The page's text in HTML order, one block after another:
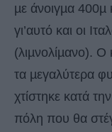
µε άνοιγµα 400µ
γι’αυτό και οι
(λιµνολίµανο). Ο
τα µεγαλύτερα
χτίστηκε κατά
πόλη που θα